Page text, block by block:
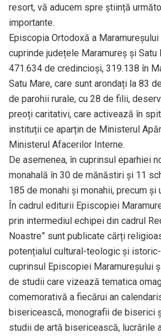
resort, vă aducem spre știință
importante.
Episcopia Ortodoxă a
cuprinde județele Maramureș și Satu
471.634 de credincioși, 319.138 în
Satu Mare, care sunt arondați la 83
de parohii rurale, cu 28 de filii,
preoți caritativi, care activează în
instituții ce aparțin de Ministerul
Ministerul Afacerilor Interne.
De asemenea, în cuprinsul eparhiei
monahală în 30 de mănăstiri și 11
185 de monahi și monahii, precum și
În cadrul editurii Episcopiei
prin intermediul echipei din cadrul
Noastre” sunt publicate cărți
potențialul cultural-teologic și
cuprinsul Episcopiei Maramureșului
de studii care vizează tematica
comemorativă a fiecărui an
bisericească, monografii de biserici
studii de artă bisericească, lucrările